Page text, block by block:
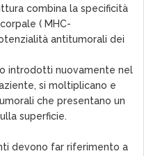
combina la specificità
( MHC-
antitumorali dei
introdotti nuovamente nel
si moltiplicano e
che presentano un
superficie.
devono far riferimento a